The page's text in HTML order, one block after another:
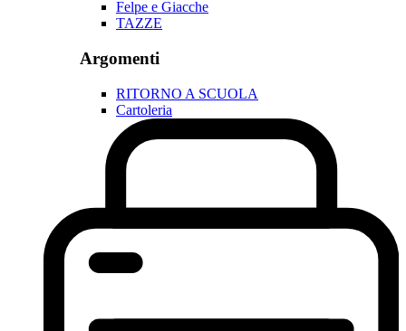
Felpe e Giacche
TAZZE
Argomenti
RITORNO A SCUOLA
Cartoleria